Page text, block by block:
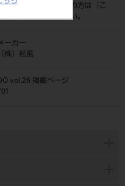
ット会員登録がまだの方は『
こ
ら』より登録ください。
ーカー
（株）松風
vol.26 掲載ページ